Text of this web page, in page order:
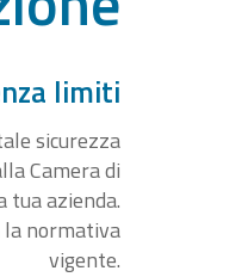
limiti
sicurezza
Camera di
tua azienda.
normativa
vigente.